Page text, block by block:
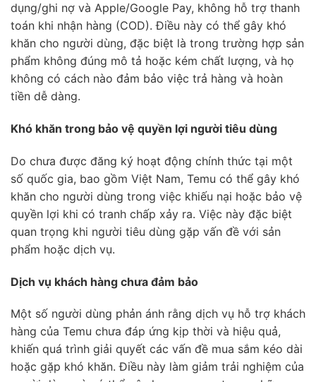
dụng/ghi nợ và Apple/Google Pay, không hỗ trợ thanh
toán khi nhận hàng (COD). Điều này có thể gây khó
khăn cho người dùng, đặc biệt là trong trường hợp sản
phẩm không đúng mô tả hoặc kém chất lượng, và họ
không có cách nào đảm bảo việc trả hàng và hoàn
tiền dễ dàng.
Khó khăn trong bảo vệ quyền lợi người tiêu dùng
Do chưa được đăng ký hoạt động chính thức tại một
số quốc gia, bao gồm Việt Nam, Temu có thể gây khó
khăn cho người dùng trong việc khiếu nại hoặc bảo vệ
quyền lợi khi có tranh chấp xảy ra. Việc này đặc biệt
quan trọng khi người tiêu dùng gặp vấn đề với sản
phẩm hoặc dịch vụ.
Dịch vụ khách hàng chưa đảm bảo
Một số người dùng phản ánh rằng dịch vụ hỗ trợ khách
hàng của Temu chưa đáp ứng kịp thời và hiệu quả,
khiến quá trình giải quyết các vấn đề mua sắm kéo dài
hoặc gặp khó khăn. Điều này làm giảm trải nghiệm của